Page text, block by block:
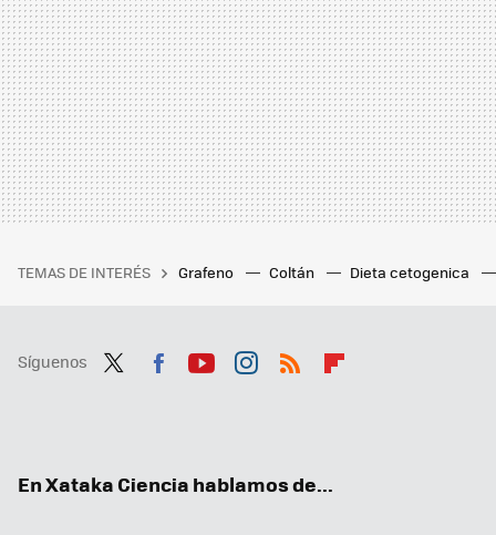
TEMAS DE INTERÉS Grafeno Coltán Dieta cetogenica
Síguenos
En Xataka Ciencia hablamos de...